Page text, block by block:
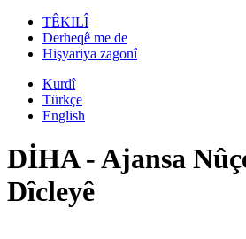
TÊKILÎ
Derheqê me de
Hişyariya zagonî
Kurdî
Türkçe
English
DİHA - Ajansa
Dîcleyê